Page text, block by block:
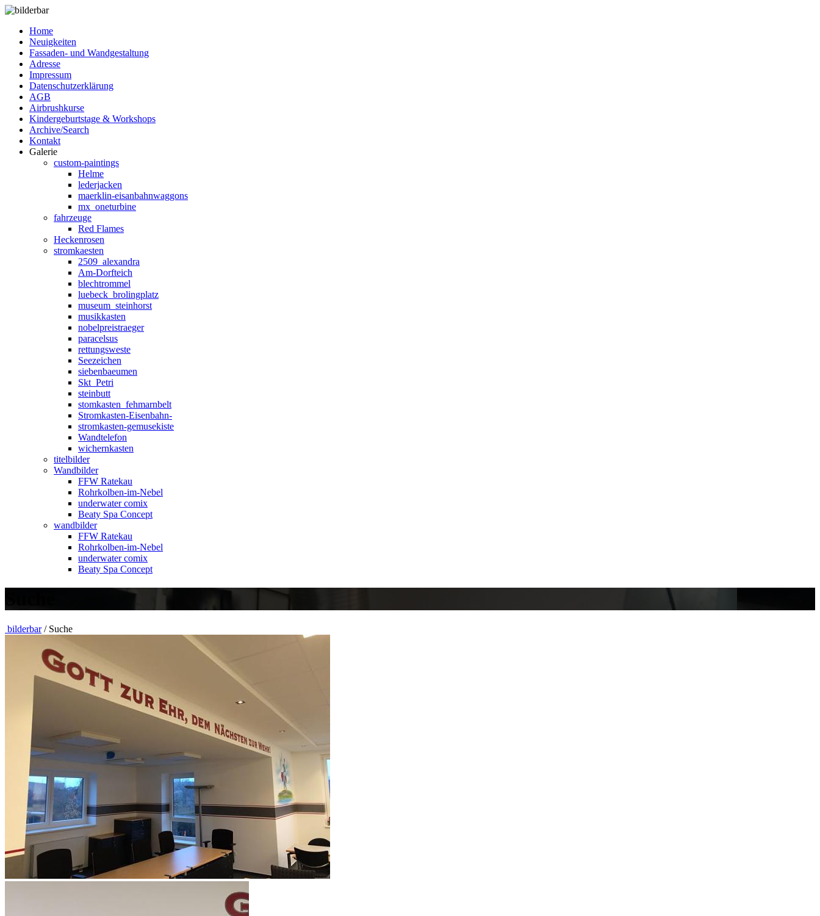
Home
Neuigkeiten
Fassaden- und Wandgestaltung
Adresse
Impressum
Datenschutzerklärung
AGB
Airbrushkurse
Kindergeburtstage & Workshops
Archive/Search
Kontakt
Galerie
custom-paintings
Helme
lederjacken
maerklin-eisanbahnwaggons
mx_oneturbine
fahrzeuge
Red Flames
Heckenrosen
stromkaesten
2509_alexandra
Am-Dorfteich
blechtrommel
luebeck_brolingplatz
museum_steinhorst
musikkasten
nobelpreistraeger
paracelsus
rettungsweste
Seezeichen
siebenbaeumen
Skt_Petri
steinbutt
stomkasten_fehmarnbelt
Stromkasten-Eisenbahn-
stromkasten-gemusekiste
Wandtelefon
wichernkasten
titelbilder
Wandbilder
FFW Ratekau
Rohrkolben-im-Nebel
underwater comix
Beaty Spa Concept
wandbilder
FFW Ratekau
Rohrkolben-im-Nebel
underwater comix
Beaty Spa Concept
bilderbar/ Suche